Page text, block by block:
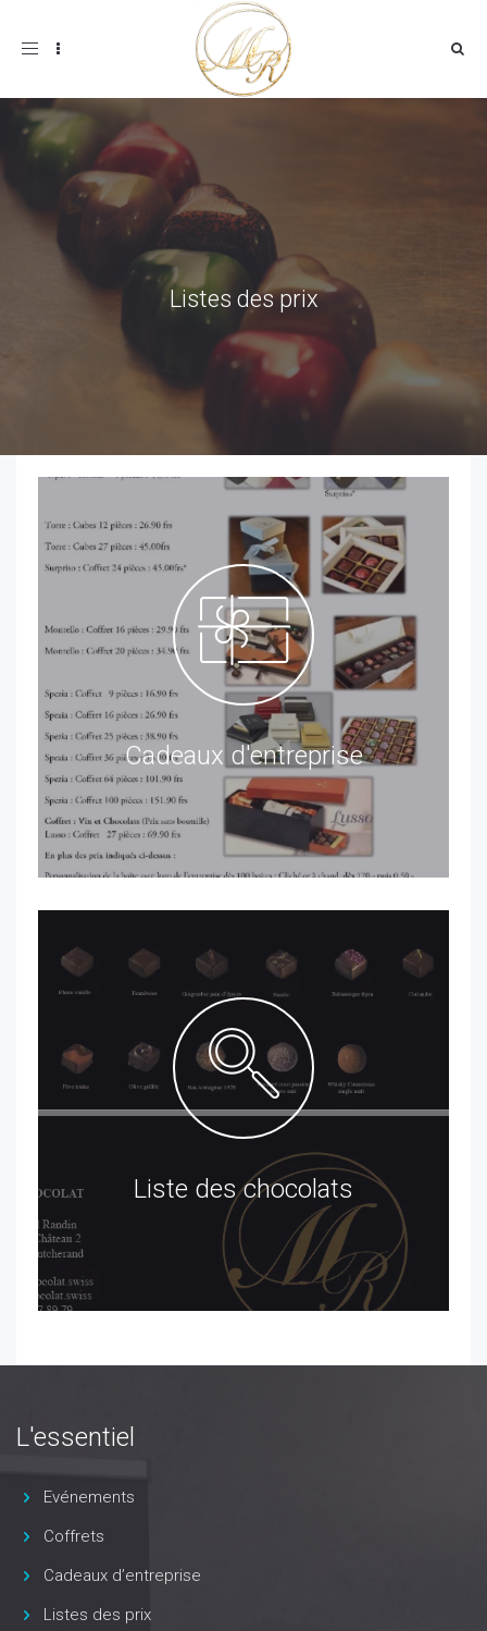
Toggle
Listes des prix
Cadeaux d'entreprise
Liste des chocolats
L'essentiel
Evénements
Coffrets
Cadeaux d’entreprise
Listes des prix